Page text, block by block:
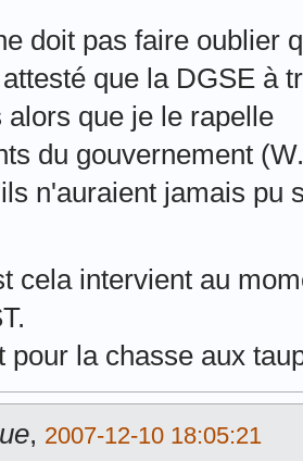
doit pas faire oublier
que la DGSE à
alors que je le rapelle
du gouvernement
n'auraient jamais pu
cela intervient au
pour la chasse aux
, 2007-12-10 18:05:21